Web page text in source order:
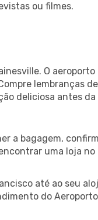
ou filmes.
O
lembranças
deliciosa antes da
a bagagem,
uma loja
até ao seu
do